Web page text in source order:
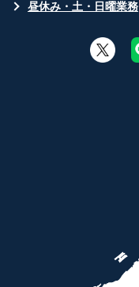
昼休み・土・日曜業務